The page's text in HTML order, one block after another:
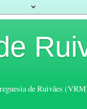
de Ruivães